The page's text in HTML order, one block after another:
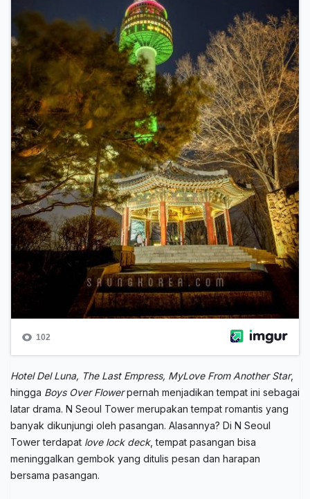
Hotel Del Luna, The Last Empress, MyLove From Another Star,
hingga Boys Over Flowerpernah menjadikan tempat ini sebagai
latar drama. N Seoul Tower merupakan tempat romantis yang
banyak dikunjungi oleh pasangan. Alasannya? Di N Seoul
Tower terdapat love lock deck, tempat pasangan bisa
meninggalkan gembok yang ditulis pesan dan harapan
bersama pasangan.